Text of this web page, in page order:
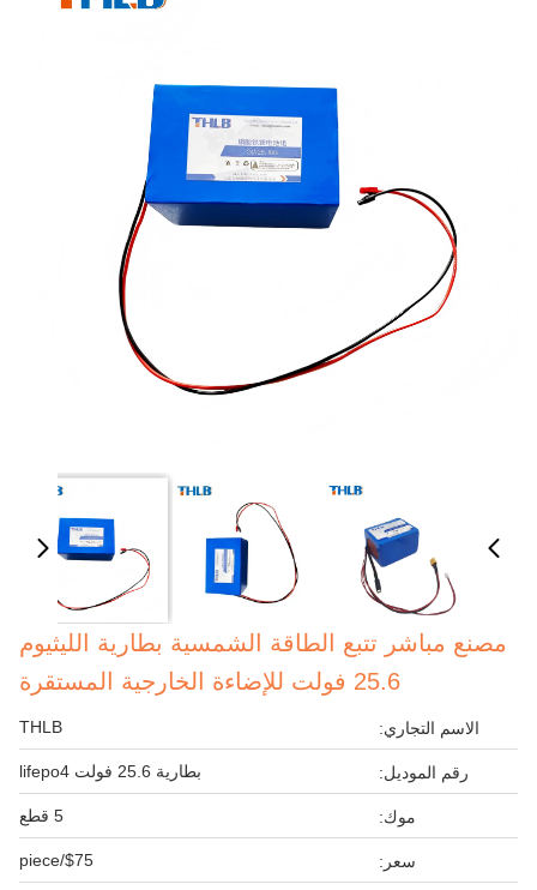
مصنع مباشر تتبع الطاقة الشمسية بطارية الليثيوم
25.6 فولت للإضاءة الخارجية المستقرة
الاسم التجاري: THLB
رقم الموديل: بطارية 25.6 فولت lifepo4
موك: 5 قطع
سعر: $75/piece